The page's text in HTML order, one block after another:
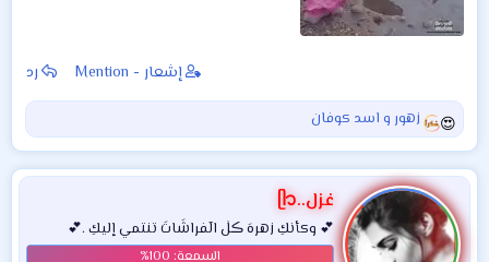
إشعار - Mention رد
ا
ل
ت
ف
ا
ع
زهور و اسد كوفان
غزل..ᥫ᭡
💕 وكأنكِ زهرهَ ڪلٰ الٓفراشَاتَ تنتمي إليكِ .💕